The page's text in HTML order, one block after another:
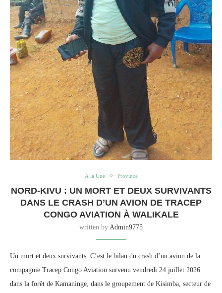
À la Une Province
NORD-KIVU : UN MORT ET DEUX SURVIVANTS
DANS LE CRASH D’UN AVION DE TRACEP
CONGO AVIATION À WALIKALE
written by Admin9775
Un mort et deux survivants. C’est le bilan du crash d’un avion de la
compagnie Tracep Congo Aviation survenu vendredi 24 juillet 2026
dans la forêt de Kamaninge, dans le groupement de Kisimba, secteur de